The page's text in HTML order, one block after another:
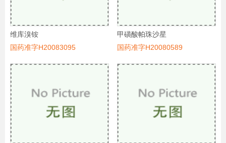
维库溴铵
国药准字H20083095
甲磺酸帕珠沙星
国药准字H20080589